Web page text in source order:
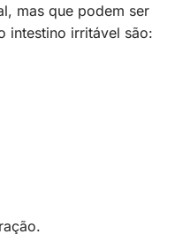
mas que podem ser
intestino irritável são: